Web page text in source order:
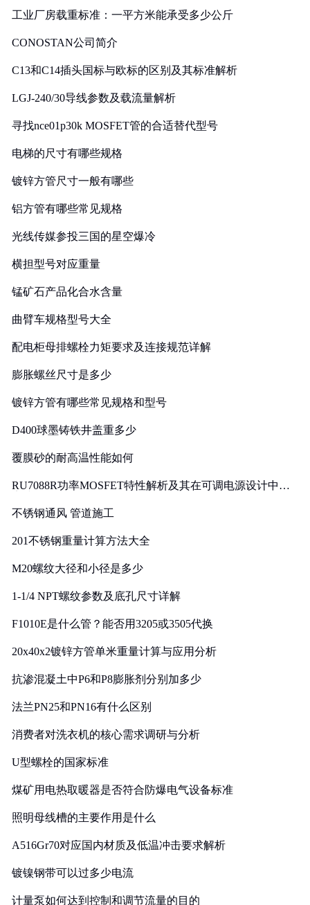
工业厂房载重标准：一平方米能承受多少公斤
CONOSTAN公司简介
C13和C14插头国标与欧标的区别及其标准解析
LGJ-240/30导线参数及载流量解析
寻找nce01p30k MOSFET管的合适替代型号
电梯的尺寸有哪些规格
镀锌方管尺寸一般有哪些
铝方管有哪些常见规格
光线传媒参投三国的星空爆冷
横担型号对应重量
锰矿石产品化合水含量
曲臂车规格型号大全
配电柜母排螺栓力矩要求及连接规范详解
膨胀螺丝尺寸是多少
镀锌方管有哪些常见规格和型号
D400球墨铸铁井盖重多少
覆膜砂的耐高温性能如何
RU7088R功率MOSFET特性解析及其在可调电源设计中的
不锈钢通风 管道施工
201不锈钢重量计算方法大全
M20螺纹大径和小径是多少
1-1/4 NPT螺纹参数及底孔尺寸详解
F1010E是什么管？能否用3205或3505代换
20x40x2镀锌方管单米重量计算与应用分析
抗渗混凝土中P6和P8膨胀剂分别加多少
法兰PN25和PN16有什么区别
消费者对洗衣机的核心需求调研与分析
U型螺栓的国家标准
煤矿用电热取暖器是否符合防爆电气设备标准
照明母线槽的主要作用是什么
A516Gr70对应国内材质及低温冲击要求解析
镀镍钢带可以过多少电流
计量泵如何达到控制和调节流量的目的